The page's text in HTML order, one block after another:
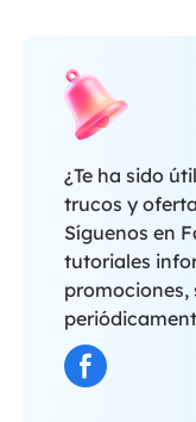
¿Te ha sido
trucos y
Síguenos en
tutoriales
promociones,